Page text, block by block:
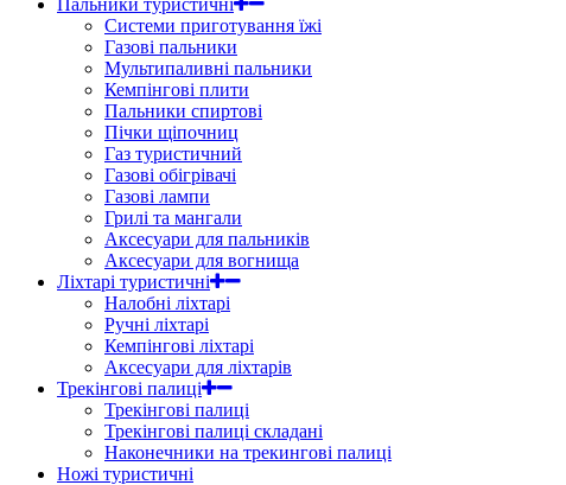
Пальники туристичні
Системи приготування їжі
Газові пальники
Мультипаливні пальники
Кемпінгові плити
Пальники спиртові
Пічки щіпочниц
Газ туристичний
Газові обігрівачі
Газові лампи
Грилі та мангали
Аксесуари для пальників
Аксесуари для вогнища
Ліхтарі туристичні
Налобні ліхтарі
Ручні ліхтарі
Кемпінгові ліхтарі
Аксесуари для ліхтарів
Трекінгові палиці
Трекінгові палиці
Трекінгові палиці складані
Наконечники на трекингові палиці
Ножі туристичні